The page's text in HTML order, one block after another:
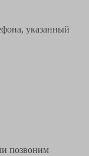
указанный
позвоним